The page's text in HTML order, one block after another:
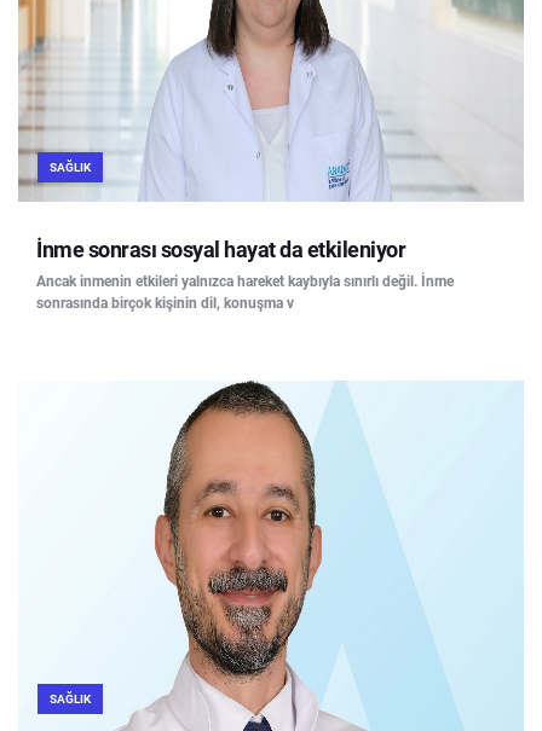
SAĞLIK
İnme sonrası sosyal hayat da etkileniyor
Ancak inmenin etkileri yalnızca hareket kaybıyla sınırlı değil. İnme
sonrasında birçok kişinin dil, konuşma v
SAĞLIK